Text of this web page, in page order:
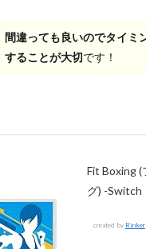
間違っても良いのでタイミ
することが大切です！
Fit Boxing (
グ) -Switch
created by Rinker